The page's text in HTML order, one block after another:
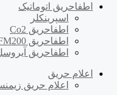
اطفاحریق اتوماتیک
اسپرینکلر
اطفاحریق Co2
اطفاحریق FM200
اطفاحریق
اعلام حریق
اعلام حریق